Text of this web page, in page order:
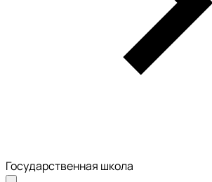
Государственная школа